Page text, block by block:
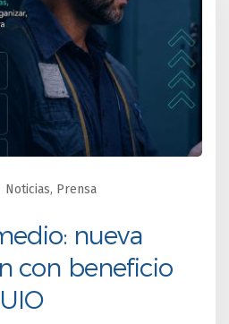
Noticias, Prensa
nueva
con beneficio